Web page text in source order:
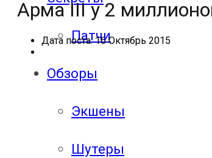
Патчи
Обзоры
Экшены
Шутеры
Арма III у 2
Дата поста:16 Октябрь 2015